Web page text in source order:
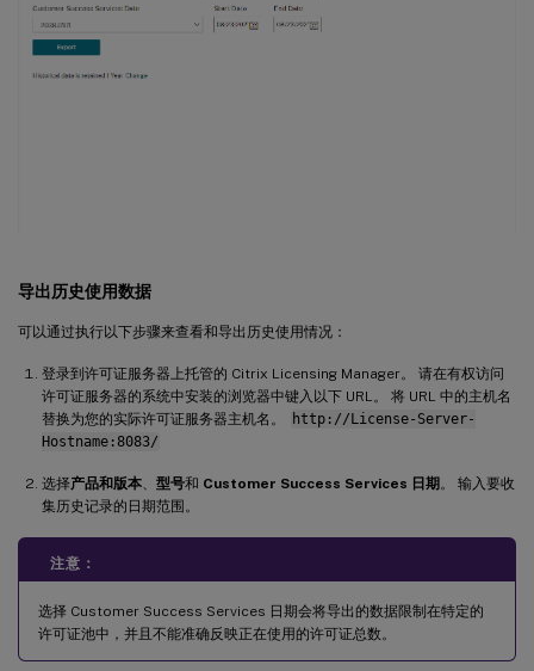
导出历史使用数据
可以通过执行以下步骤来查看和导出历史使用情况：
登录到许可证服务器上托管的 Citrix Licensing Manager。 请在有权访问
许可证服务器的系统中安装的浏览器中键入以下 URL。 将 URL 中的主机名
替换为您的实际许可证服务器主机名。
http://License-Server-
Hostname:8083/
选择产品和版本、 型号和 Customer Success Services 日期。 输入要收
集历史记录的日期范围。
注意：
选择 Customer Success Services 日期会将导出的数据限制在特定的
许可证池中，并且不能准确反映正在使用的许可证总数。